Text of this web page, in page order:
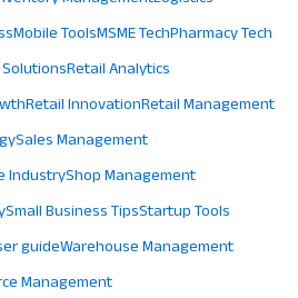
Mobile ToolsMSME TechPharmacy Tech
SolutionsRetail Analytics
Retail InnovationRetail Management
Sales Management
IndustryShop Management
Small Business TipsStartup Tools
guideWarehouse Management
Management